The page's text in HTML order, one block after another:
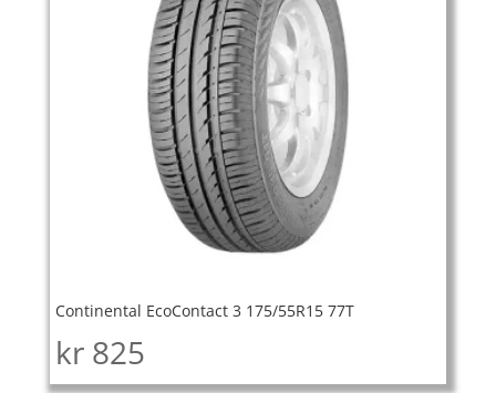
Continental EcoContact 3 175/55R15 77T
kr 825